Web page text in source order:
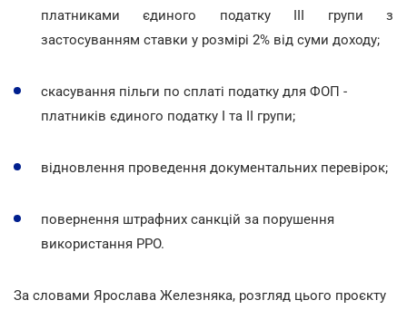
платниками єдиного податку ІІІ групи з
застосуванням ставки у розмірі 2% від суми доходу;
скасування пільги по сплаті податку для ФОП -
платників єдиного податку І та ІІ групи;
відновлення проведення документальних перевірок;
повернення штрафних санкцій за порушення
використання РРО.
За словами Ярослава Железняка, розгляд цього проєкту